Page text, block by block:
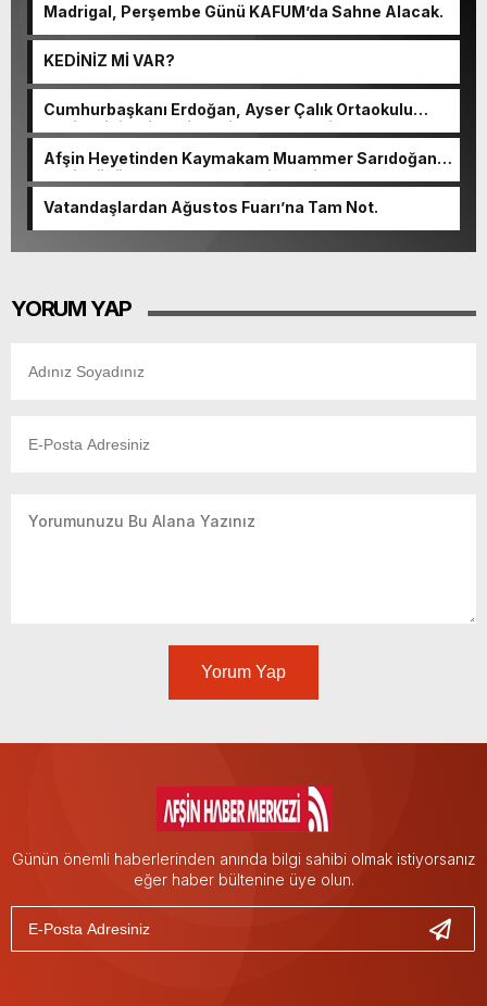
Madrigal, Perşembe Günü KAFUM’da Sahne Alacak.
KEDİNİZ Mİ VAR?
Cumhurbaşkanı Erdoğan, Ayser Çalık Ortaokulu
Şehitlerinin Aileleriyle Bir Araya Geldi.
Afşin Heyetinden Kaymakam Muammer Sarıdoğan’a
Beşikdüzü’nde hayırlı olsun ziyareti.
Vatandaşlardan Ağustos Fuarı’na Tam Not.
YORUM YAP
Yorum Yap
Günün önemli haberlerinden anında bilgi sahibi olmak istiyorsanız
eğer haber bültenine üye olun.